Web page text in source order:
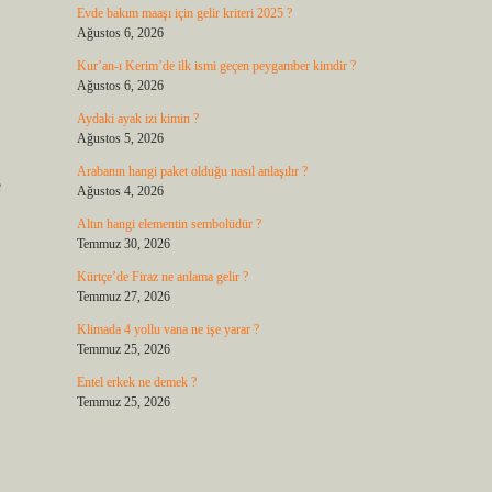
Evde bakım maaşı için gelir kriteri 2025 ?
Ağustos 6, 2026
Kur’an-ı Kerim’de ilk ismi geçen peygamber kimdir ?
Ağustos 6, 2026
Aydaki ayak izi kimin ?
Ağustos 5, 2026
Arabanın hangi paket olduğu nasıl anlaşılır ?
Ağustos 4, 2026
Altın hangi elementin sembolüdür ?
Temmuz 30, 2026
Kürtçe’de Firaz ne anlama gelir ?
Temmuz 27, 2026
Klimada 4 yollu vana ne işe yarar ?
Temmuz 25, 2026
Entel erkek ne demek ?
Temmuz 25, 2026